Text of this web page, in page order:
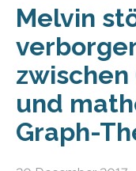
Melvin
und
Graph-